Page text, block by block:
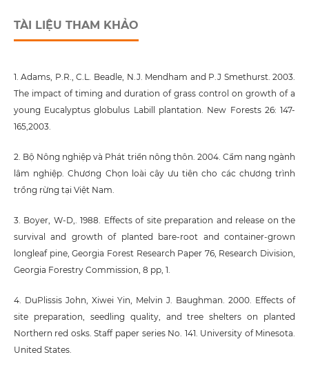
TÀI LIỆU THAM KHẢO
1. Adams, P.R., C.L. Beadle, N.J. Mendham and P.J Smethurst. 2003.
The impact of timing and duration of grass control on growth of a
young Eucalyptus globulus Labill plantation. New Forests 26: 147-
165,2003.
2. Bộ Nông nghiệp và Phát triển nông thôn. 2004. Cẩm nang ngành
lâm nghiệp. Chương Chọn loài cây ưu tiên cho các chương trình
trồng rừng tại Việt Nam.
3. Boyer, W-D,. 1988. Effects of site preparation and release on the
survival and growth of planted bare-root and container-grown
longleaf pine, Georgia Forest Research Paper 76, Research Division,
Georgia Forestry Commission, 8 pp, 1.
4. DuPlissis John, Xiwei Yin, Melvin J. Baughman. 2000. Effects of
site preparation, seedling quality, and tree shelters on planted
Northern red osks. Staff paper series No. 141. University of Minesota.
United States.